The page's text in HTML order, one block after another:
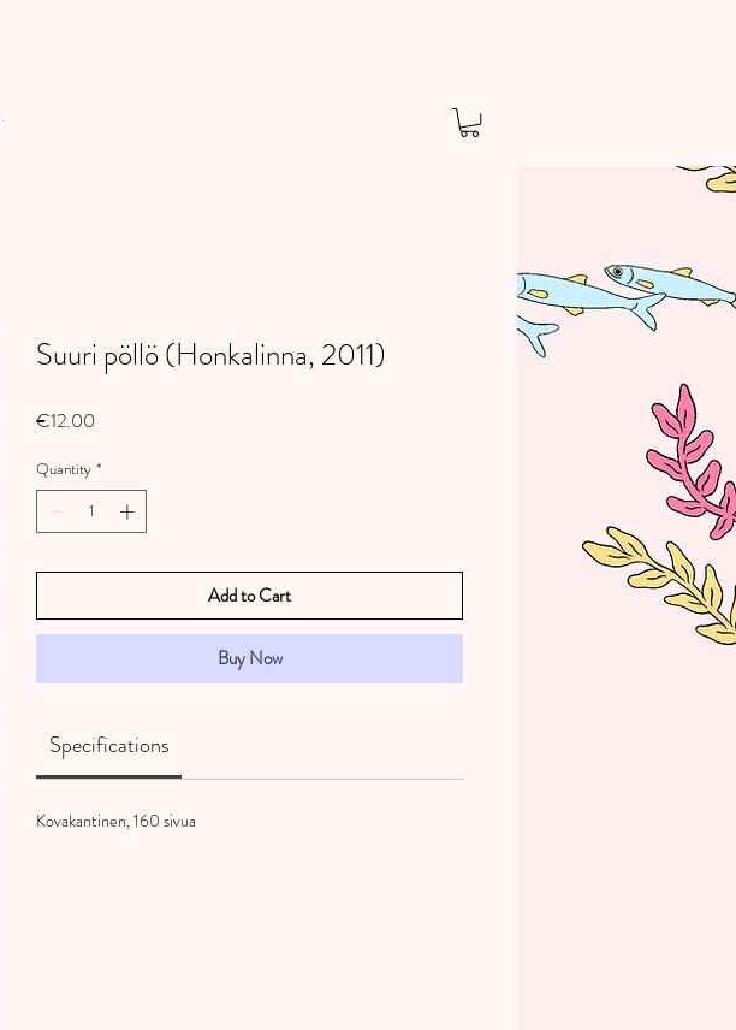
Suuri pöllö (Honkalinna, 2011)
€12.00
Quantity *
Add to Cart
Buy Now
Specifications
Kovakantinen, 160 sivua